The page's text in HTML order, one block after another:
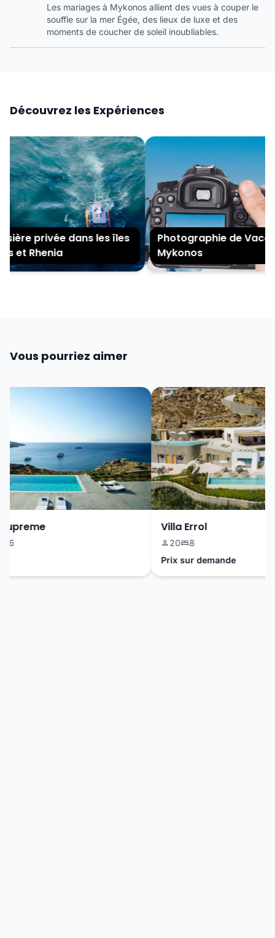
Les mariages à Mykonos allient des vues à couper le
souffle sur la mer Égée, des lieux de luxe et des
moments de coucher de soleil inoubliables.
Découvrez les Expériences
privée dans les îles
et Rhenia
Photographie de
Mykonos
Vous pourriez aimer
Villa Errol
20
8
Prix sur demande